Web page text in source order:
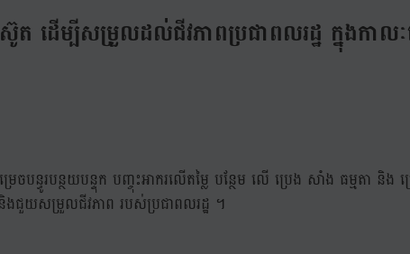
ត ដើម្បីសម្រួលដល់ជីវភាពប្រជាពលរដ្ឋ ក្នុងកាល
ចបន្ធូរបន្ថយបន្ទុក បញ្ចុះអាករលើតម្លៃ បន្ថែម លើ ប្រេង សាំង ធម្មត
តិ និងជួយសម្រួលជីវភាព របស់ប្រជាពលរដ្ឋ ។